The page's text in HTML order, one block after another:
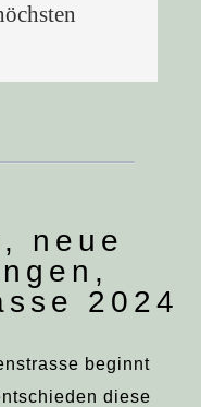
neue
2024
beginnt
diese